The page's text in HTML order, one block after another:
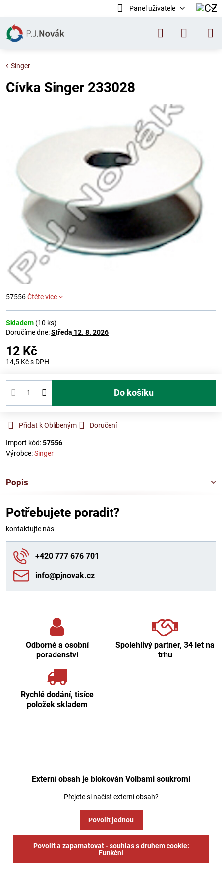
Panel uživatele
Singer
Cívka Singer 233028
57556Čtěte více
Skladem (10 ks)
Doručíme dne:Středa 12. 8. 2026
12 Kč
14,5 Kčs DPH
Do košíku
Přidat k Oblíbeným Doručení
Import kód:57556
Výrobce:Singer
Popis
Potřebujete poradit?
kontaktujte nás
+420 777 676 701
info​@pjnovak​.cz
Odborné a osobní
poradenství
Spolehlivý partner, 34 let na
trhu
Rychlé dodání, tisíce
položek skladem
Externí obsah je blokován Volbami soukromí
Přejete si načíst externí obsah?
Povolit jednou
Povolit a zapamatovat - souhlas s druhem cookie:
Funkční